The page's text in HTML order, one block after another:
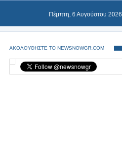
Πέμπτη, 6 Αυγούστου 2026
ΑΚΟΛΟΥΘΗΣΤΕ ΤΟ NEWSNOWGR.COM